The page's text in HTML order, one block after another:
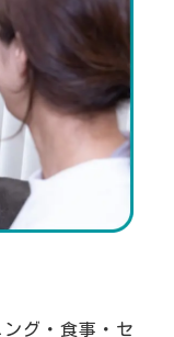
グ・食事・セ